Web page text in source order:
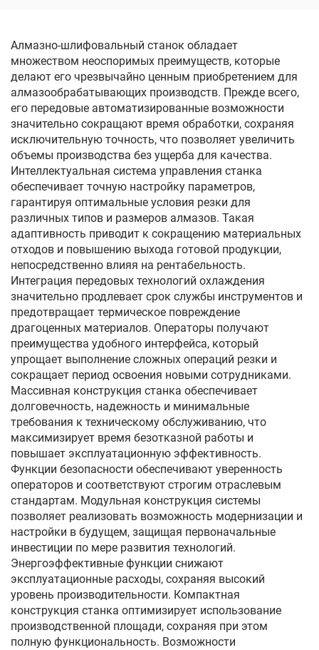
Алмазно-шлифовальный станок обладает
множеством неоспоримых преимуществ, которые
делают его чрезвычайно ценным приобретением для
алмазообрабатывающих производств. Прежде всего,
его передовые автоматизированные возможности
значительно сокращают время обработки, сохраняя
исключительную точность, что позволяет увеличить
объемы производства без ущерба для качества.
Интеллектуальная система управления станка
обеспечивает точную настройку параметров,
гарантируя оптимальные условия резки для
различных типов и размеров алмазов. Такая
адаптивность приводит к сокращению материальных
отходов и повышению выхода готовой продукции,
непосредственно влияя на рентабельность.
Интеграция передовых технологий охлаждения
значительно продлевает срок службы инструментов и
предотвращает термическое повреждение
драгоценных материалов. Операторы получают
преимущества удобного интерфейса, который
упрощает выполнение сложных операций резки и
сокращает период освоения новыми сотрудниками.
Массивная конструкция станка обеспечивает
долговечность, надежность и минимальные
требования к техническому обслуживанию, что
максимизирует время безотказной работы и
повышает эксплуатационную эффективность.
Функции безопасности обеспечивают уверенность
операторов и соответствуют строгим отраслевым
стандартам. Модульная конструкция системы
позволяет реализовать возможность модернизации и
настройки в будущем, защищая первоначальные
инвестиции по мере развития технологий.
Энергоэффективные функции снижают
эксплуатационные расходы, сохраняя высокий
уровень производительности. Компактная
конструкция станка оптимизирует использование
производственной площади, сохраняя при этом
полную функциональность. Возможности